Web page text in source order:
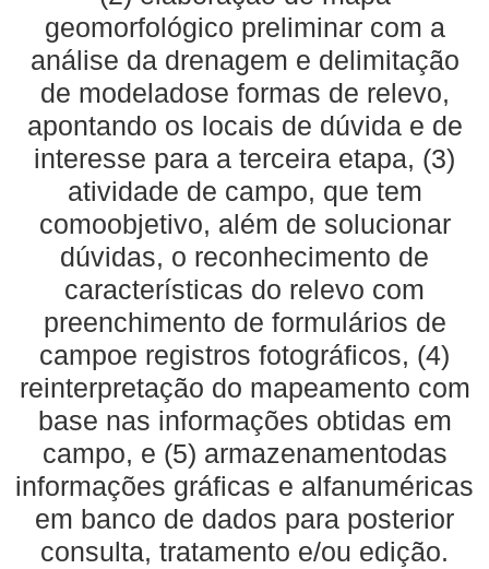
geomorfológico preliminar com a
análise da drenagem e delimitação
de modeladose formas de relevo,
apontando os locais de dúvida e de
interesse para a terceira etapa, (3)
atividade de campo, que tem
comoobjetivo, além de solucionar
dúvidas, o reconhecimento de
características do relevo com
preenchimento de formulários de
campoe registros fotográficos, (4)
reinterpretação do mapeamento com
base nas informações obtidas em
campo, e (5) armazenamentodas
informações gráficas e alfanuméricas
em banco de dados para posterior
consulta, tratamento e/ou edição.